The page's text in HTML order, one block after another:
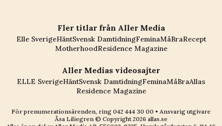
Fler titlar från Aller Media
Elle SverigeHäntSvensk DamtidningFeminaMåBraRecept
MotherhoodResidence Magazine
Aller Medias videosajter
ELLE SverigeHäntSvensk DamtidningFeminaMåBraAllas
Residence Magazine
För prenumerationsärenden, ring 042 444 30 00 • Ansvarig utgivare
Åsa Liliegren © Copyright2026 allas.se